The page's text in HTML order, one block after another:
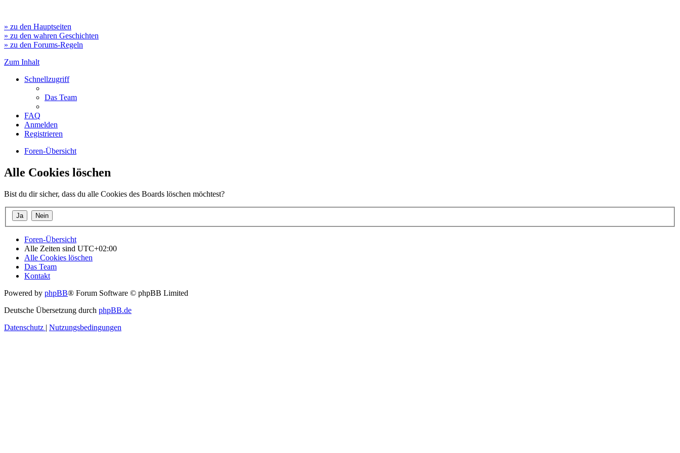
» zu den Hauptseiten
» zu den wahren Geschichten
» zu den Forums-Regeln
Zum Inhalt
Schnellzugriff
Das Team
FAQ
Anmelden
Registrieren
Foren-Übersicht
Alle Cookies löschen
Bist du dir sicher, dass du alle Cookies des Boards löschen möchtest?
Foren-Übersicht
Alle Zeiten sind UTC+02:00
Alle Cookies löschen
Das Team
Kontakt
Powered by phpBB® Forum Software © phpBB Limited
Deutsche Übersetzung durch phpBB.de
Datenschutz | Nutzungsbedingungen